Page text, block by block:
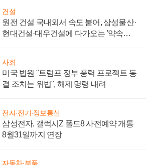
건설
원전 건설 국내외서 속도 붙어, 삼성물산·
현대건설·대우건설에 다가오는 '약속의
사회
미국 법원 "트럼프 정부 풍력 프로젝트 동
결 조치는 위법", 해제 명령 내려
전자·전기·정보통신
삼성전자, 갤럭시Z 폴드8 사전예약 개통
8월31일까지 연장
자동차·부품